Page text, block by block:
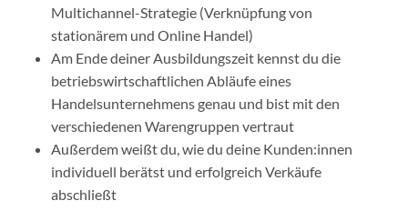
Multichannel-Strategie (Verknüpfung von
stationärem und Online Handel)
Am Ende deiner Ausbildungszeit kennst du die
betriebswirtschaftlichen Abläufe eines
Handelsunternehmens genau und bist mit den
verschiedenen Warengruppen vertraut
Außerdem weißt du, wie du deine Kunden:innen
individuell berätst und erfolgreich Verkäufe
abschließt